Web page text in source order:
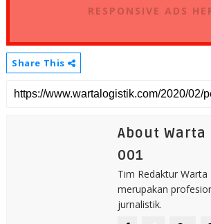
RESPONSIVE ADS
Share This
About
001
Tim Redaktur Warta
merupakan
jurnalistik.